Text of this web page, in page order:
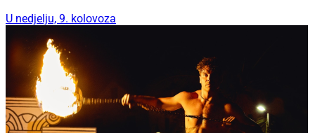
U nedjelju, 9. kolovoza